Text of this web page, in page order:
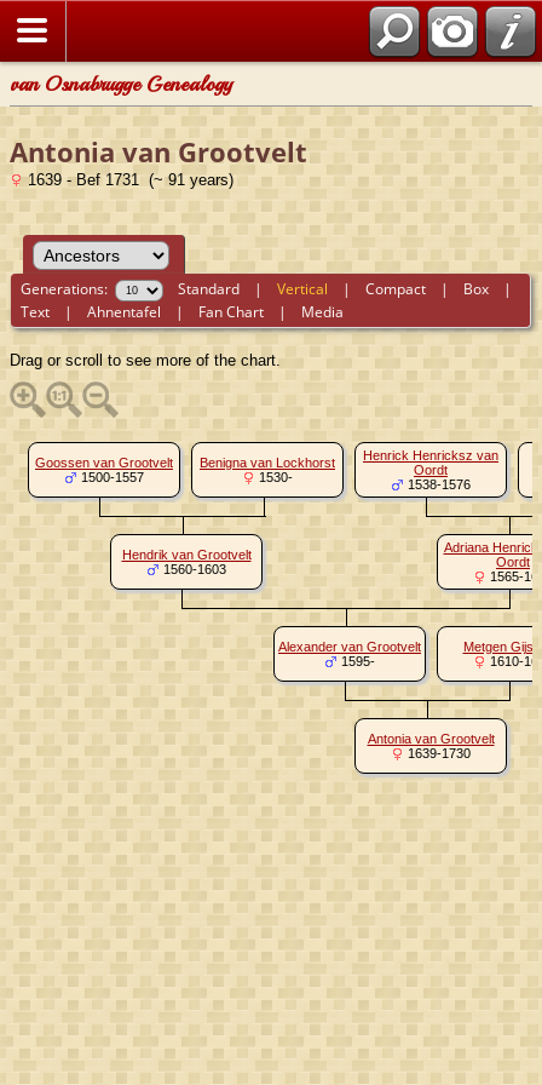
van Osnabrugge Genealogy
Antonia van Grootvelt
1639 - Bef 1731 (~ 91 years)
Generations: Standard |Vertical |Compact | Box |
Text |Ahnentafel | Fan Chart | Media
Drag or scroll to see more of the chart.
Goossen van Grootvelt
1500-1557
Benigna van Lockhorst
1530-
Henrick Henricksz van
Oordt
1538-1576
Hendrik van Grootvelt
1560-1603
Adriana
Oordt
1565-
Alexander van Grootvelt
1595-
Metgen
1610-
Antonia van Grootvelt
1639-1730